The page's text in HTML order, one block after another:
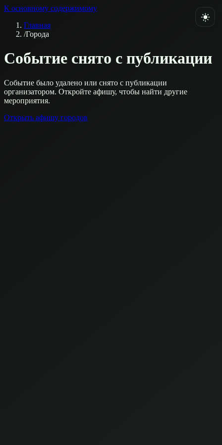
К основному содержимому
Главная
/Города
Событие снято с публикации
Событие было удалено или снято с публикации
организатором. Откройте афишу, чтобы найти другие
мероприятия.
Открыть афишу городов